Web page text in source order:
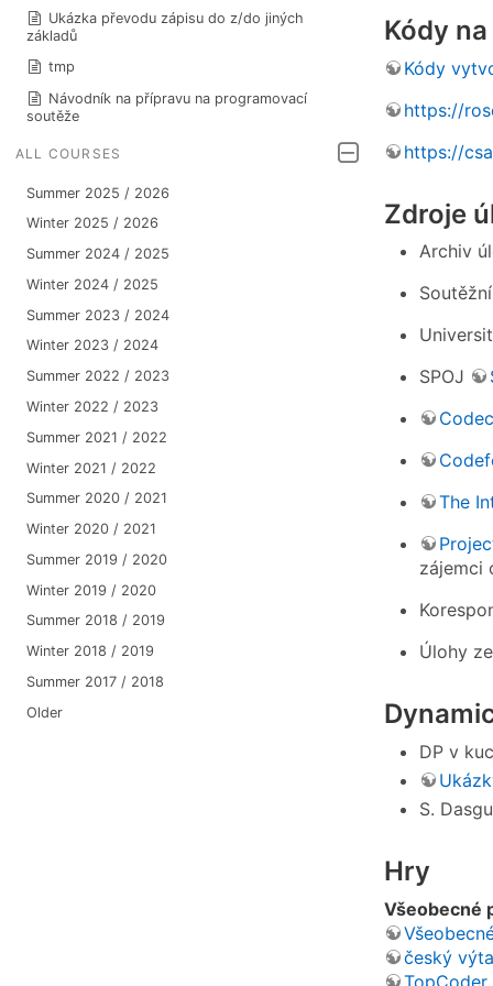
Ukázka převodu zápisu do z/do jiných
základů
tmp
Návodník na přípravu na programovací
soutěže
ALL COURSES
Summer 2025 / 2026
Winter 2025 / 2026
Summer 2024 / 2025
Winter 2024 / 2025
Summer 2023 / 2024
Winter 2023 / 2024
Summer 2022 / 2023
Winter 2022 / 2023
Summer 2021 / 2022
Winter 2021 / 2022
Summer 2020 / 2021
Winter 2020 / 2021
Summer 2019 / 2020
Winter 2019 / 2020
Summer 2018 / 2019
Winter 2018 / 2019
Summer 2017 / 2018
Older
Kódy
Kódy
https://
https://
Zdroje
Archiv
SPOJ
The
zájemci
Úlohy
DP v
S.
Hry
Všeobecné
český